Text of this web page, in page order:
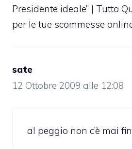
Presidente ideale” | Tutto
per le tue scommesse
sate
12 Ottobre 2009 alle 12:08
al peggio non c’è mai